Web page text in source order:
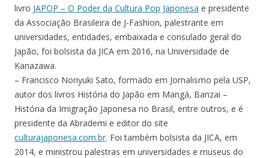
livro JAPOP – O Poder da Cultura Pop Japonesa e presidente
da Associação Brasileira de J-Fashion, palestrante em
universidades, entidades, embaixada e consulado geral do
Japão, foi bolsista da JICA em 2016, na Universidade de
Kanazawa.
– Francisco Noriyuki Sato, formado em Jornalismo pela USP,
autor dos livros História do Japão em Mangá, Banzai –
História da Imigração Japonesa no Brasil, entre outros, e é
presidente da Abrademi e editor do site
culturajaponesa.com.br. Foi também bolsista da JICA, em
2014, e ministrou palestras em universidades e museus do